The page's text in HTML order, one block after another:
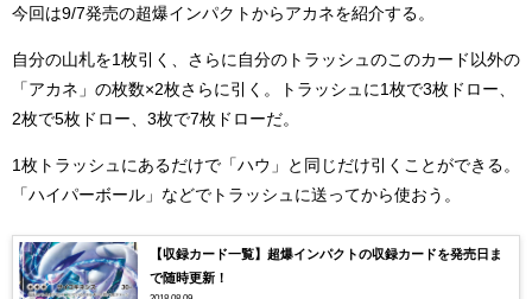
今回は9/7発売の超爆インパクトからアカネを紹介する。
自分の山札を1枚引く、さらに自分のトラッシュのこのカード以外の
「アカネ」の枚数×2枚さらに引く。トラッシュに1枚で3枚ドロー、
2枚で5枚ドロー、3枚で7枚ドローだ。
1枚トラッシュにあるだけで「ハウ」と同じだけ引くことができる。
「ハイパーボール」などでトラッシュに送ってから使おう。
【収録カード一覧】超爆インパクトの収録カードを発売日ま
で随時更新！